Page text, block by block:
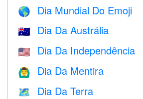
🌎 Dia Mundial Do Emoji
🇦🇺 Dia Da Austrália
🇺🇸 Dia Da Independência
🙆‍♂️ Dia Da Mentira
🗺️ Dia Da Terra